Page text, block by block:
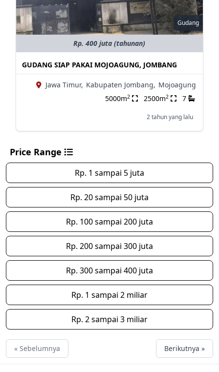
Gudang
Rp. 400 juta (tahunan)
GUDANG SIAP PAKAI MOJOAGUNG, JOMBANG
Jawa Timur, Kabupaten Jombang, Mojoagung
5000m2 2500m2 7
2 tahun yang lalu
Price Range
Rp. 1 sampai 5 juta
Rp. 20 sampai 50 juta
Rp. 100 sampai 200 juta
Rp. 200 sampai 300 juta
Rp. 300 sampai 400 juta
Rp. 1 sampai 2 miliar
Rp. 2 sampai 3 miliar
« Sebelumnya Berikutnya »